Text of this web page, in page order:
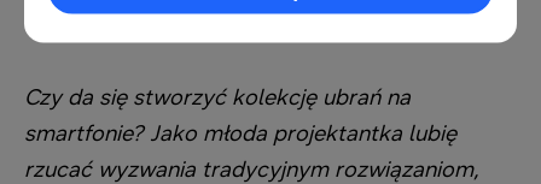
3D.
Czy da się stworzyć kolekcję ubrań na
smartfonie? Jako młoda projektantka lubię
rzucać wyzwania tradycyjnym rozwiązaniom,